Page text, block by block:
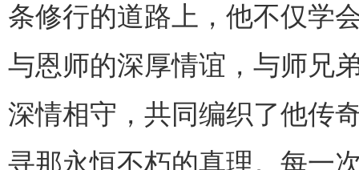
条修行的道路上，他不仅学
与恩师的深厚情谊，与师兄
深情相守，共同编织了他传
寻那永恒不朽的真理。每一